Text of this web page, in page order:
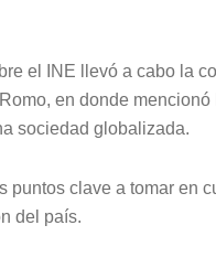
el INE llevó a cabo la
en donde
sociedad globalizada.
puntos clave a tomar en
del país.